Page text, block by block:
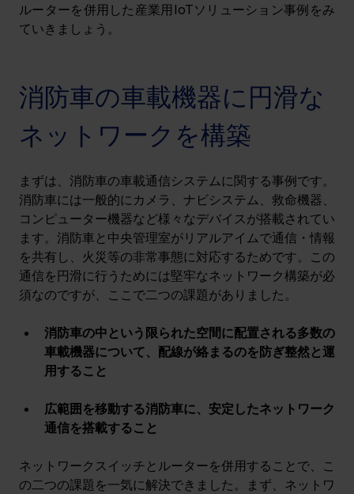
ルーターを併用した産業用IoTソリューション事例をみ
ていきましょう。
消防車の車載機器に円滑な
ネットワークを構築
まずは、消防車の車載通信システムに関する事例です。
消防車には一般的にカメラ、ナビシステム、救命機器、
コンピューター機器など様々なデバイスが搭載されてい
ます。消防車と中央管理室がリアルアイムで通信・情報
を共有し、火災等の非常事態に対応するためです。この
通信を円滑に行うためには堅牢なネットワーク構築が必
須なのですが、ここで二つの課題がありました。
消防車の中という限られた空間に配置される多数の
車載機器について、配線が絡まるのを防ぎ整然と運
用すること
広範囲を移動する消防車に、安定したネットワーク
通信を搭載すること
ネットワークスイッチとルーターを併用することで、こ
の二つの課題を一気に解決できました。まず、ネットワ